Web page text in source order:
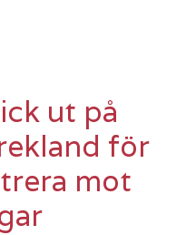
ut på
för
mot